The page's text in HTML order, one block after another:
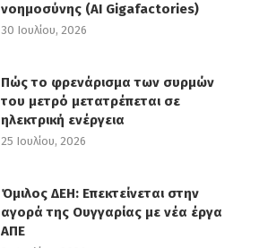
νοημοσύνης (AI Gigafactories)
30 Ιουλίου, 2026
Πώς το φρενάρισμα των συρμών
του μετρό μετατρέπεται σε
ηλεκτρική ενέργεια
25 Ιουλίου, 2026
Όμιλος ΔΕΗ: Επεκτείνεται στην
αγορά της Ουγγαρίας με νέα έργα
ΑΠΕ